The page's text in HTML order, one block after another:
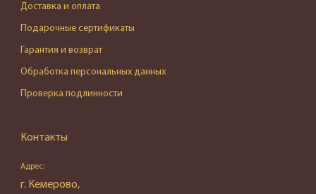
Доставка и оплата
Подарочные сертификаты
Гарантия и возврат
Обработка персональных данных
Проверка подлинности
Контакты
Адрес:
г. Кемерово,